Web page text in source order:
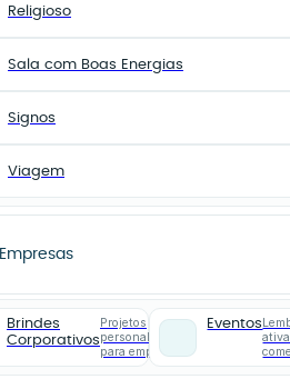
Religioso
Sala com Boas Energias
Signos
Viagem
Empresas
Brindes
Corporativos
Projetos
personalizados
para empresas
Eventos